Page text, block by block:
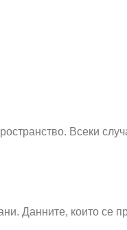
Всеки
Данните, които се